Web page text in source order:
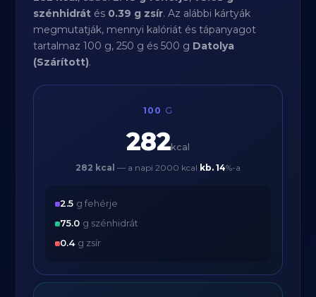
szénhidrát és 0.39 g zsír. Az alábbi kártyák
megmutatják, mennyi kalóriát és tápanyagot
tartalmaz 100 g, 250 g és 500 g Datolya
(Szárított).
100 G
282kcal
282 kcal — a napi 2000 kcal kb. 14%-a
2.5 g fehérje
75.0 g szénhidrát
0.4 g zsír